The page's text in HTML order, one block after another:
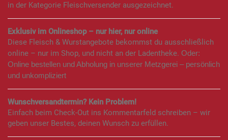
in der Kategorie Fleischversender ausgezeichnet.
Exklusiv im Onlineshop – nur hier, nur online
Diese Fleisch & Wurstangebote bekommst du ausschließlich
online – nur im Shop, und nicht an der Ladentheke. Oder:
Online bestellen und Abholung in unserer Metzgerei – persönlich
und unkompliziert
Wunschversandtermin? Kein Problem!
Einfach beim Check-Out ins Kommentarfeld schreiben – wir
geben unser Bestes, deinen Wunsch zu erfüllen.